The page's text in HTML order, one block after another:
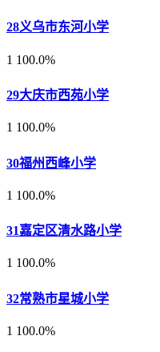
28义乌市东河小学
1 100.0%
29大庆市西苑小学
1 100.0%
30福州西峰小学
1 100.0%
31嘉定区清水路小学
1 100.0%
32常熟市星城小学
1 100.0%